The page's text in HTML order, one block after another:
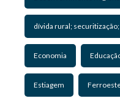
dívida rural;
Economia
Estiagem